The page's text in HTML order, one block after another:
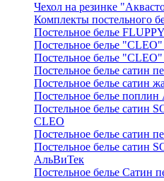
Чехол на резинке
Комплекты постельного
Постельное белье
Постельное белье
Постельное белье
Постельное белье сатин
Постельное белье сатин
Постельное белье
Постельное белье сатин
CLEO
Постельное белье сатин
Постельное белье сатин
АльВиТек
Постельное белье Сатин